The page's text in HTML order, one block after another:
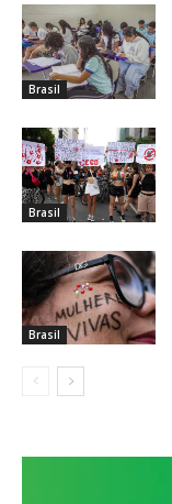
Brasil
Brasil
Brasil